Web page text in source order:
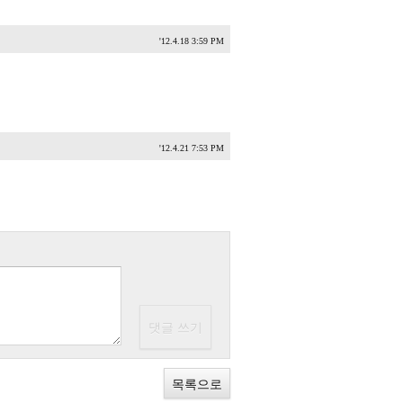
'12.4.18 3:59 PM
'12.4.21 7:53 PM
목록으로